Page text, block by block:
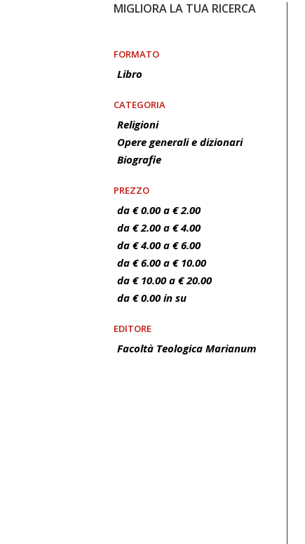
MIGLIORA LA TUA RICERCA
FORMATO
Libro
CATEGORIA
Religioni
Opere generali e dizionari
Biografie
PREZZO
da € 0.00 a € 2.00
da € 2.00 a € 4.00
da € 4.00 a € 6.00
da € 6.00 a € 10.00
da € 10.00 a € 20.00
da € 0.00 in su
EDITORE
Facoltà Teologica Marianum